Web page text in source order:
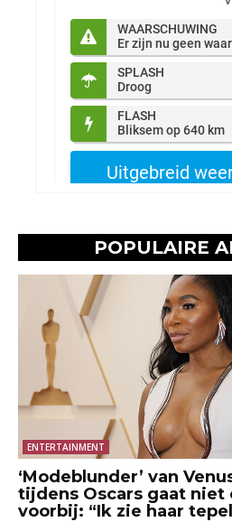
POPULAIRE
ENTERTAINMENT
‘Modeblunder’ van
tijdens Oscars gaat
voorbij: “Ik zie haar